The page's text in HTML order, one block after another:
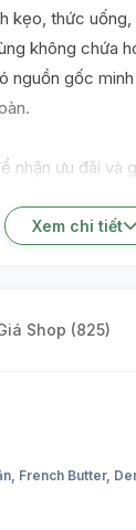
kẹo, thức
không chứa
nguồn gốc
nhận ưu đãi và
Xem chi tiết
Shop (825)
French Butter,